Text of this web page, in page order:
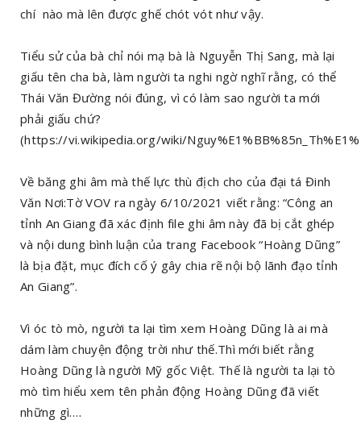
chí nào mà lên được ghế chót vót như vậy.
Tiểu sử của bà chỉ nói mạ bà là Nguyễn Thị Sang, mà lại
giấu tên cha bà, làm người ta nghi ngờ nghĩ rằng, có thể
Thái Văn Đường nói đúng, vì có làm sao người ta mới
phải giấu chứ?
(https://vi.wikipedia.org/wiki/
Về băng ghi âm mà thế lực thù địch cho của đại tá Đinh
Văn Nơi:Tờ VOV ra ngày 6/10/2021 viết rằng: “Công an
tỉnh An Giang đã xác định file ghi âm này đã bị cắt ghép
và nội dung bình luận của trang Facebook “Hoàng Dũng”
là bịa đặt, mục đích cố ý gây chia rẽ nội bộ lãnh đạo tỉnh
An Giang”.
Vì óc tò mò, người ta lại tìm xem Hoàng Dũng là ai mà
dám làm chuyện động trời như thế.Thì mới biết rằng
Hoàng Dũng là người Mỹ gốc Việt. Thế là người ta lại tò
mò tìm hiểu xem tên phản động Hoàng Dũng đã viết
những gì….